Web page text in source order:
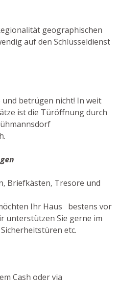
geographischen
auf den Schlüsseldienst
betrügen nicht! In weit
ist die Türöffnung durch
Briefkästen, Tresore und
Ihr Haus bestens vor
unterstützen Sie gerne im
etc.
Cash oder via